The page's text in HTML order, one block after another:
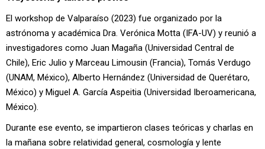
El workshop de Valparaíso (2023) fue organizado por la
astrónoma y académica Dra. Verónica Motta (IFA-UV) y reunió a
investigadores como Juan Magaña (Universidad Central de
Chile), Eric Julio y Marceau Limousin (Francia), Tomás Verdugo
(UNAM, México), Alberto Hernández (Universidad de Querétaro,
México) y Miguel A. García Aspeitia (Universidad Iberoamericana,
México).
Durante ese evento, se impartieron clases teóricas y charlas en
la mañana sobre relatividad general, cosmología y lente